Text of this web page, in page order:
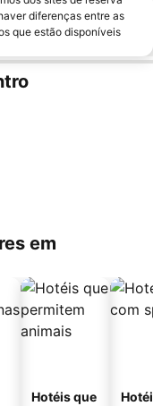
diferenças entre as
que estão disponíveis
em
Hotéis que